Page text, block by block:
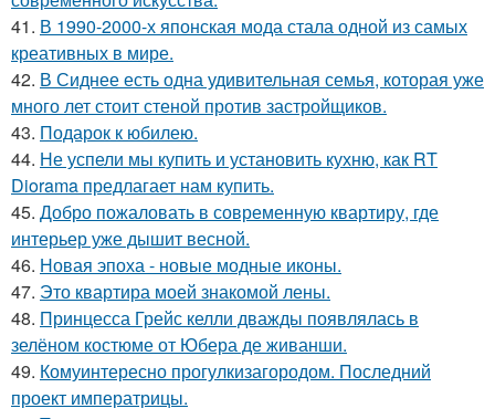
41. В 1990-2000-х японская мода стала одной из самых
креативных в мире.
42. В Сиднее есть одна удивительная семья, которая уже
много лет стоит стеной против застройщиков.
43. Подарок к юбилею.
44. Не успели мы купить и установить кухню, как RT
Diorama предлагает нам купить.
45. Добро пожаловать в современную квартиру, где
интерьер уже дышит весной.
46. Новая эпоха - новые модные иконы.
47. Это квартира моей знакомой лены.
48. Принцесса Грейс келли дважды появлялась в
зелёном костюме от Юбера де живанши.
49. Комуинтересно прогулкизагородом. Последний
проект императрицы.